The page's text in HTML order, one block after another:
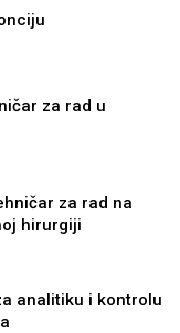
za rad u
za rad na
hirurgiji
analitiku i kontrolu